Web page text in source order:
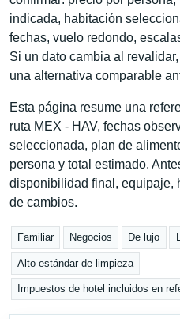
indicada, habitación
fechas, vuelo redondo,
Si un dato cambia al
una alternativa comparable
Esta página resume una
ruta MEX - HAV, fechas
seleccionada, plan de
persona y total estimado.
disponibilidad final, equipaje,
de cambios.
Familiar Negocios De lujo
Alto estándar de limpieza
Impuestos de hotel incluidos en